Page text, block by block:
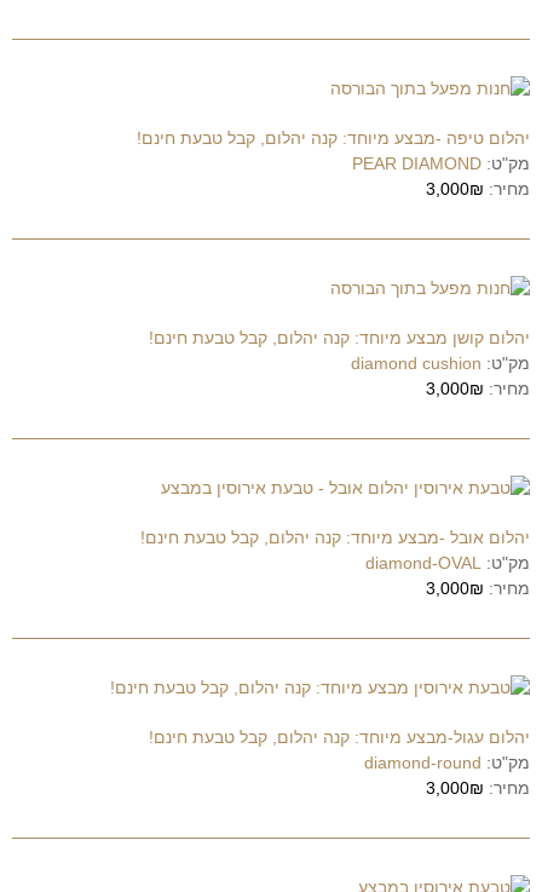
יהלום טיפה -מבצע מיוחד: קנה יהלום, קבל טבעת חינם!
מק"ט: PEAR DIAMOND
מחיר: 3,000₪
יהלום קושן מבצע מיוחד: קנה יהלום, קבל טבעת חינם!
מק"ט: diamond cushion
מחיר: 3,000₪
יהלום אובל -מבצע מיוחד: קנה יהלום, קבל טבעת חינם!
מק"ט:
diamond-OVAL
מחיר: 3,000₪
יהלום עגול-מבצע מיוחד: קנה יהלום, קבל טבעת חינם!
מק"ט: diamond-round
מחיר: 3,000₪